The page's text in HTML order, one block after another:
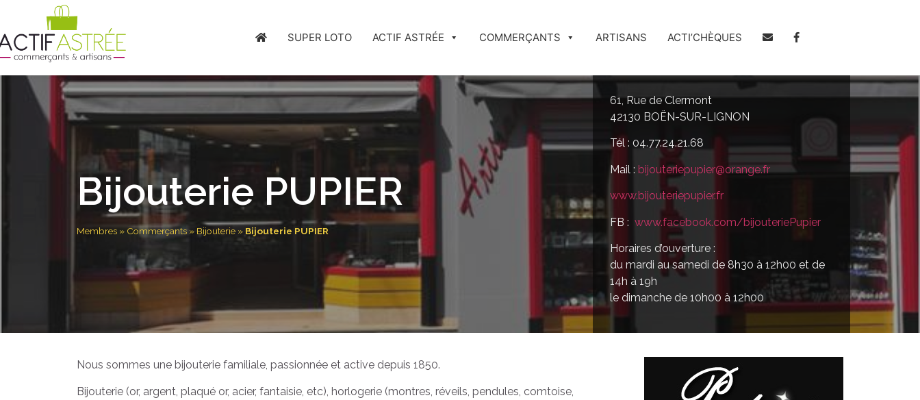
SUPER LOTO ACTIF ASTRÉE COMMERÇANTS ARTISANS ACTI’CHÈQUES
Bijouterie PUPIER
Membres » Commerçants » Bijouterie » Bijouterie PUPIER
61, Rue de Clermont
42130 BOËN-SUR-LIGNON
Tél : 04.77.24.21.68
Mail : bijouteriepupier@orange.fr
www.bijouteriepupier.fr
FB : www.facebook.com/bijouteriePupier
Horaires d’ouverture :
du mardi au samedi de 8h30 à 12h00 et de
14h à 19h
le dimanche de 10h00 à 12h00
Nous sommes une bijouterie familiale, passionnée et active depuis 1850.
Bijouterie (or, argent, plaqué or, acier, fantaisie, etc), horlogerie (montres, réveils, pendules, comtoise,